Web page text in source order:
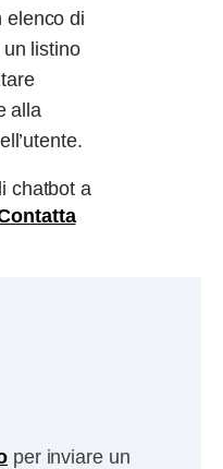
elenco di
listino
alla
chatbot a
per inviare un